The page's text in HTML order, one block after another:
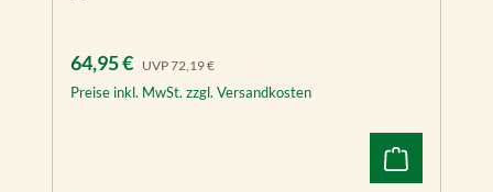
Verkaufspreis:
64,95 € UVP72,19 €
Preise inkl. MwSt. zzgl. Versandkosten